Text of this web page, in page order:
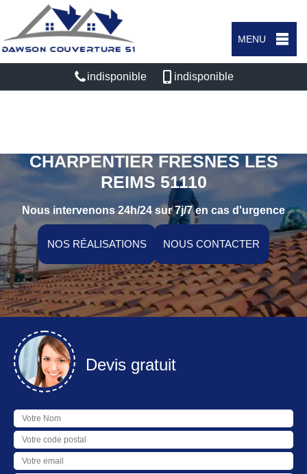
MENU
indisponible indisponible
CHARPENTIER FRESNES LES
REIMS 51110
Nous intervenons 24h/24 sur 7j/7 en cas d'urgence
NOS RÉALISATIONS NOUS CONTACTER
Devis gratuit